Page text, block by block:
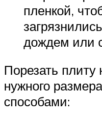
пленкой,
дождем или
Порезать
нужного
способами: